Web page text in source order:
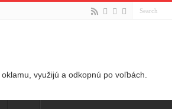
využijú a odkopnú po voľbách.